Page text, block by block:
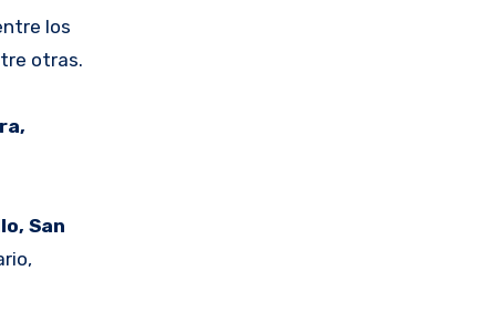
los
otras.
San